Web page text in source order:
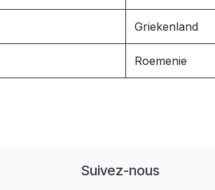
Griekenland
Roemenie
Suivez-nous